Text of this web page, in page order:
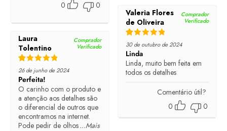
0
0
Valeria Flores
de Oliveira
Comprador
Verificado
Rated 5 out of 5
30 de outubro de 2024
Linda
Linda, muito bem feita em
todos os detalhes
Comentário útil?
0
0
Laura
Tolentino
Comprador
Verificado
Rated 5 out of 5
26 de junho de 2024
Perfeita!
O carinho com o produto e
a atenção aos detalhes são
o diferencial de outros que
encontramos na internet.
Pode pedir de olhos...Mais